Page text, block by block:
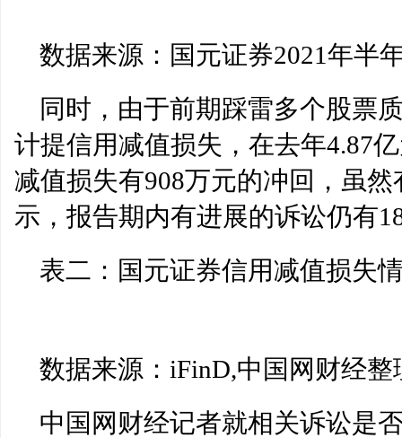
数据来源：国元证券2021年半
同时，由于前期踩雷多个股票
计提信用减值损失，在去年4.87
减值损失有908万元的冲回，虽
示，报告期内有进展的诉讼仍有
表二：国元证券信用减值损失
数据来源：iFinD,中国网财经整
中国网财经记者就相关诉讼是